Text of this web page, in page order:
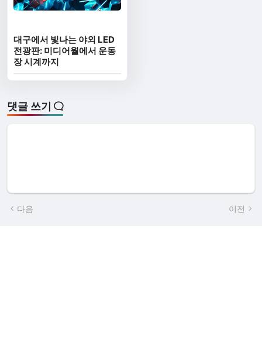
대구에서 빛나는 야외 LED
전광판: 미디어월에서 운동
장 시계까지
댓글 쓰기
다음 이전